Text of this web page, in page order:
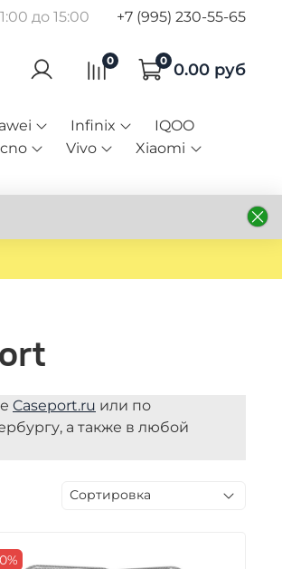
до 15:00 +7 (995) 230-55-65
0 0 0.00 руб
Infinix
IQOO
Vivo
Xiaomi
Caseport.ru или по
а также в любой